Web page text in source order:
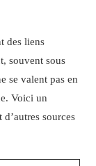
des liens
souvent sous
se valent pas en
Voici un
sources